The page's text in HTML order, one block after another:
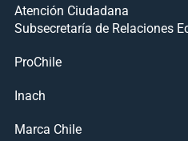
Atención Ciudadana
Subsecretaría de Relaciones
ProChile
Inach
Marca Chile